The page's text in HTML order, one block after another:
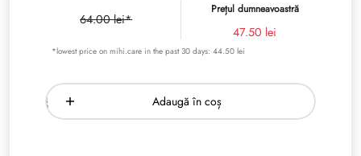
64.00 lei*
Prețul dumneavoastră
47.50 lei
*lowest price on mihi.care in the past 30 days: 44.50 lei
Adaugă în coș